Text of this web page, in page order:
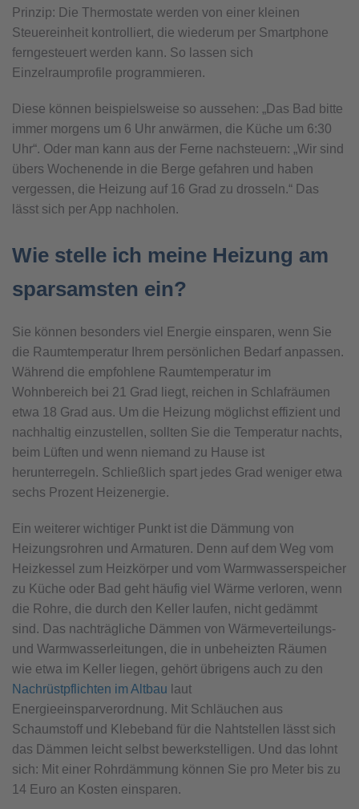
Prinzip: Die Thermostate werden von einer kleinen
Steuereinheit kontrolliert, die wiederum per Smartphone
ferngesteuert werden kann. So lassen sich
Einzelraumprofile programmieren.
Diese können beispielsweise so aussehen: „Das Bad bitte
immer morgens um 6 Uhr anwärmen, die Küche um 6:30
Uhr“. Oder man kann aus der Ferne nachsteuern: „Wir sind
übers Wochenende in die Berge gefahren und haben
vergessen, die Heizung auf 16 Grad zu drosseln.“ Das
lässt sich per App nachholen.
Wie stelle ich meine Heizung am
sparsamsten ein?
Sie können besonders viel Energie einsparen, wenn Sie
die Raumtemperatur Ihrem persönlichen Bedarf anpassen.
Während die empfohlene Raumtemperatur im
Wohnbereich bei 21 Grad liegt, reichen in Schlafräumen
etwa 18 Grad aus. Um die Heizung möglichst effizient und
nachhaltig einzustellen, sollten Sie die Temperatur nachts,
beim Lüften und wenn niemand zu Hause ist
herunterregeln. Schließlich spart jedes Grad weniger etwa
sechs Prozent Heizenergie.
Ein weiterer wichtiger Punkt ist die Dämmung von
Heizungsrohren und Armaturen. Denn auf dem Weg vom
Heizkessel zum Heizkörper und vom Warmwasserspeicher
zu Küche oder Bad geht häufig viel Wärme verloren, wenn
die Rohre, die durch den Keller laufen, nicht gedämmt
sind. Das nachträgliche Dämmen von Wärmeverteilungs-
und Warmwasserleitungen, die in unbeheizten Räumen
wie etwa im Keller liegen, gehört übrigens auch zu den
Nachrüstpflichten im Altbau laut
Energieeinsparverordnung. Mit Schläuchen aus
Schaumstoff und Klebeband für die Nahtstellen lässt sich
das Dämmen leicht selbst bewerkstelligen. Und das lohnt
sich: Mit einer Rohrdämmung können Sie pro Meter bis zu
14 Euro an Kosten einsparen.